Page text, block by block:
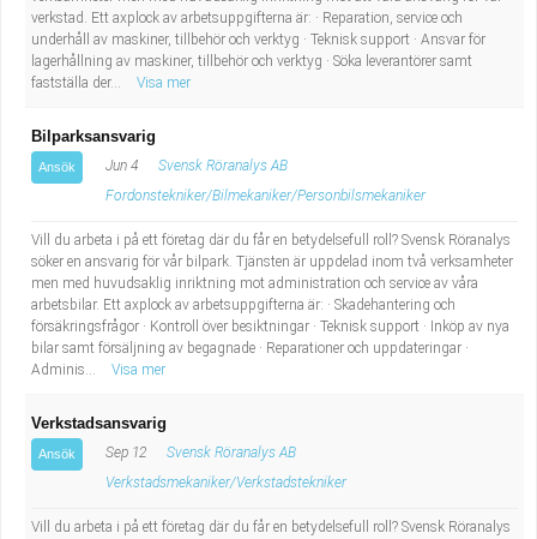
verkstad. Ett axplock av arbetsuppgifterna är: · Reparation, service och
underhåll av maskiner, tillbehör och verktyg · Teknisk support · Ansvar för
lagerhållning av maskiner, tillbehör och verktyg · Söka leverantörer samt
fastställa der...
Visa mer
Bilparksansvarig
Ansök Jun 4
Svensk Röranalys AB
Fordonstekniker/Bilmekaniker/Personbilsmekaniker
Vill du arbeta i på ett företag där du får en betydelsefull roll? Svensk Röranalys
söker en ansvarig för vår bilpark. Tjänsten är uppdelad inom två verksamheter
men med huvudsaklig inriktning mot administration och service av våra
arbetsbilar. Ett axplock av arbetsuppgifterna är: · Skadehantering och
försäkringsfrågor · Kontroll över besiktningar · Teknisk support · Inköp av nya
bilar samt försäljning av begagnade · Reparationer och uppdateringar ·
Adminis...
Visa mer
Verkstadsansvarig
Ansök Sep 12
Svensk Röranalys AB
Verkstadsmekaniker/Verkstadstekniker
Vill du arbeta i på ett företag där du får en betydelsefull roll? Svensk Röranalys